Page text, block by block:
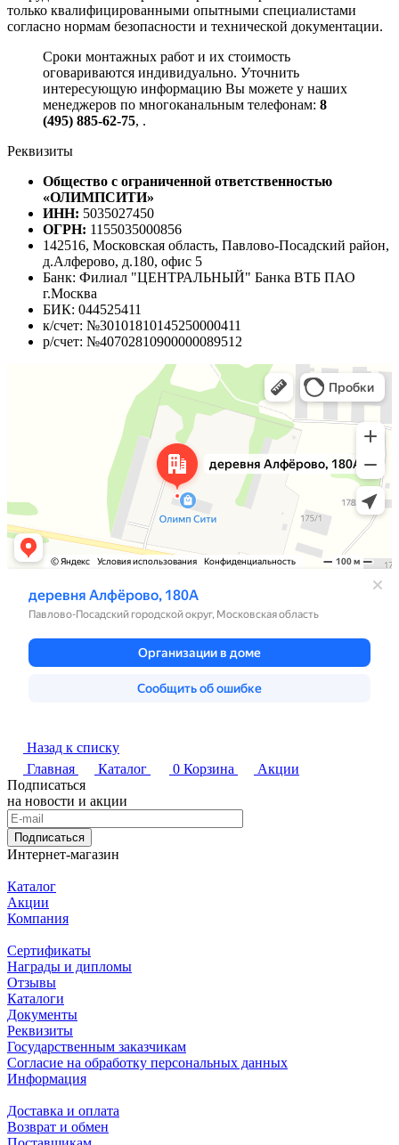
только квалифицированными опытными специалистами
согласно нормам безопасности и технической документации.
Сроки монтажных работ и их стоимость
оговариваются индивидуально. Уточнить
интересующую информацию Вы можете у наших
менеджеров по многоканальным телефонам: 8
(495) 885-62-75, .
Реквизиты
Общество с ограниченной ответственностью
«ОЛИМПСИТИ»
ИНН: 5035027450
ОГРН: 1155035000856
142516, Московская область, Павлово-Посадский район,
д.Алферово, д.180, офис 5
Банк: Филиал "ЦЕНТРАЛЬНЫЙ" Банка ВТБ ПАО
г.Москва
БИК: 044525411
к/счет: №30101810145250000411
р/счет: №40702810900000089512
Назад к списку
Главная
Каталог 0 Корзина
Акции
Подписаться
на новости и акции
Подписаться
Интернет-магазин
Каталог
Акции
Компания
Сертификаты
Награды и дипломы
Отзывы
Каталоги
Документы
Реквизиты
Государственным заказчикам
Согласие на обработку персональных данных
Информация
Доставка и оплата
Возврат и обмен